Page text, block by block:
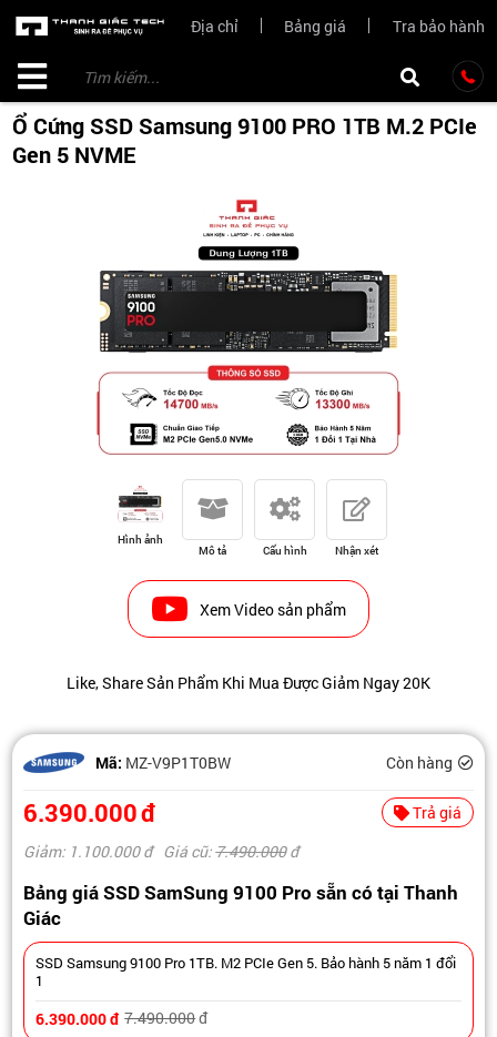
Địa chỉ Bảng giá Tra bảo hành
Ổ Cứng SSD Samsung 9100 PRO 1TB M.2 PCIe
Gen 5 NVME
Hình ảnh
Mô tả Cấu hình Nhận xét
Xem Video sản phẩm
Like, Share Sản Phẩm Khi Mua Được Giảm Ngay 20K
Mã: MZ-V9P1T0BW Còn hàng
6.390.000đ
Trả giá
Giảm: 1.100.000đ Giá cũ:7.490.000đ
Bảng giá SSD SamSung 9100 Pro sẵn có tại Thanh
Giác
SSD Samsung 9100 Pro 1TB. M2 PCIe Gen 5. Bảo hành 5 năm 1 đổi
1
6.390.000đ 7.490.000đ